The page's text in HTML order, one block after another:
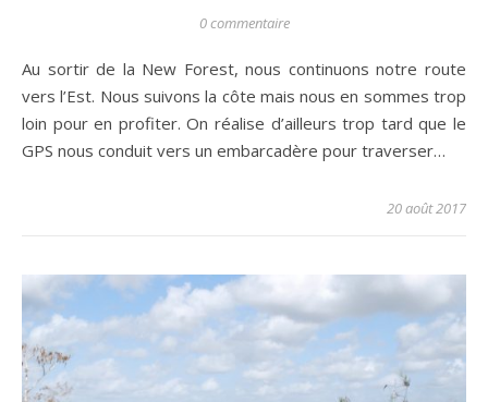
0 commentaire
Au sortir de la New Forest, nous continuons notre route
vers l’Est. Nous suivons la côte mais nous en sommes trop
loin pour en profiter. On réalise d’ailleurs trop tard que le
GPS nous conduit vers un embarcadère pour traverser…
20 août 2017